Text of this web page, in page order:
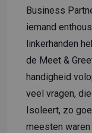
Business
iemand
linkerhanden
de Meet &
handigheid
veel vragen,
Isoleert, zo
meesten